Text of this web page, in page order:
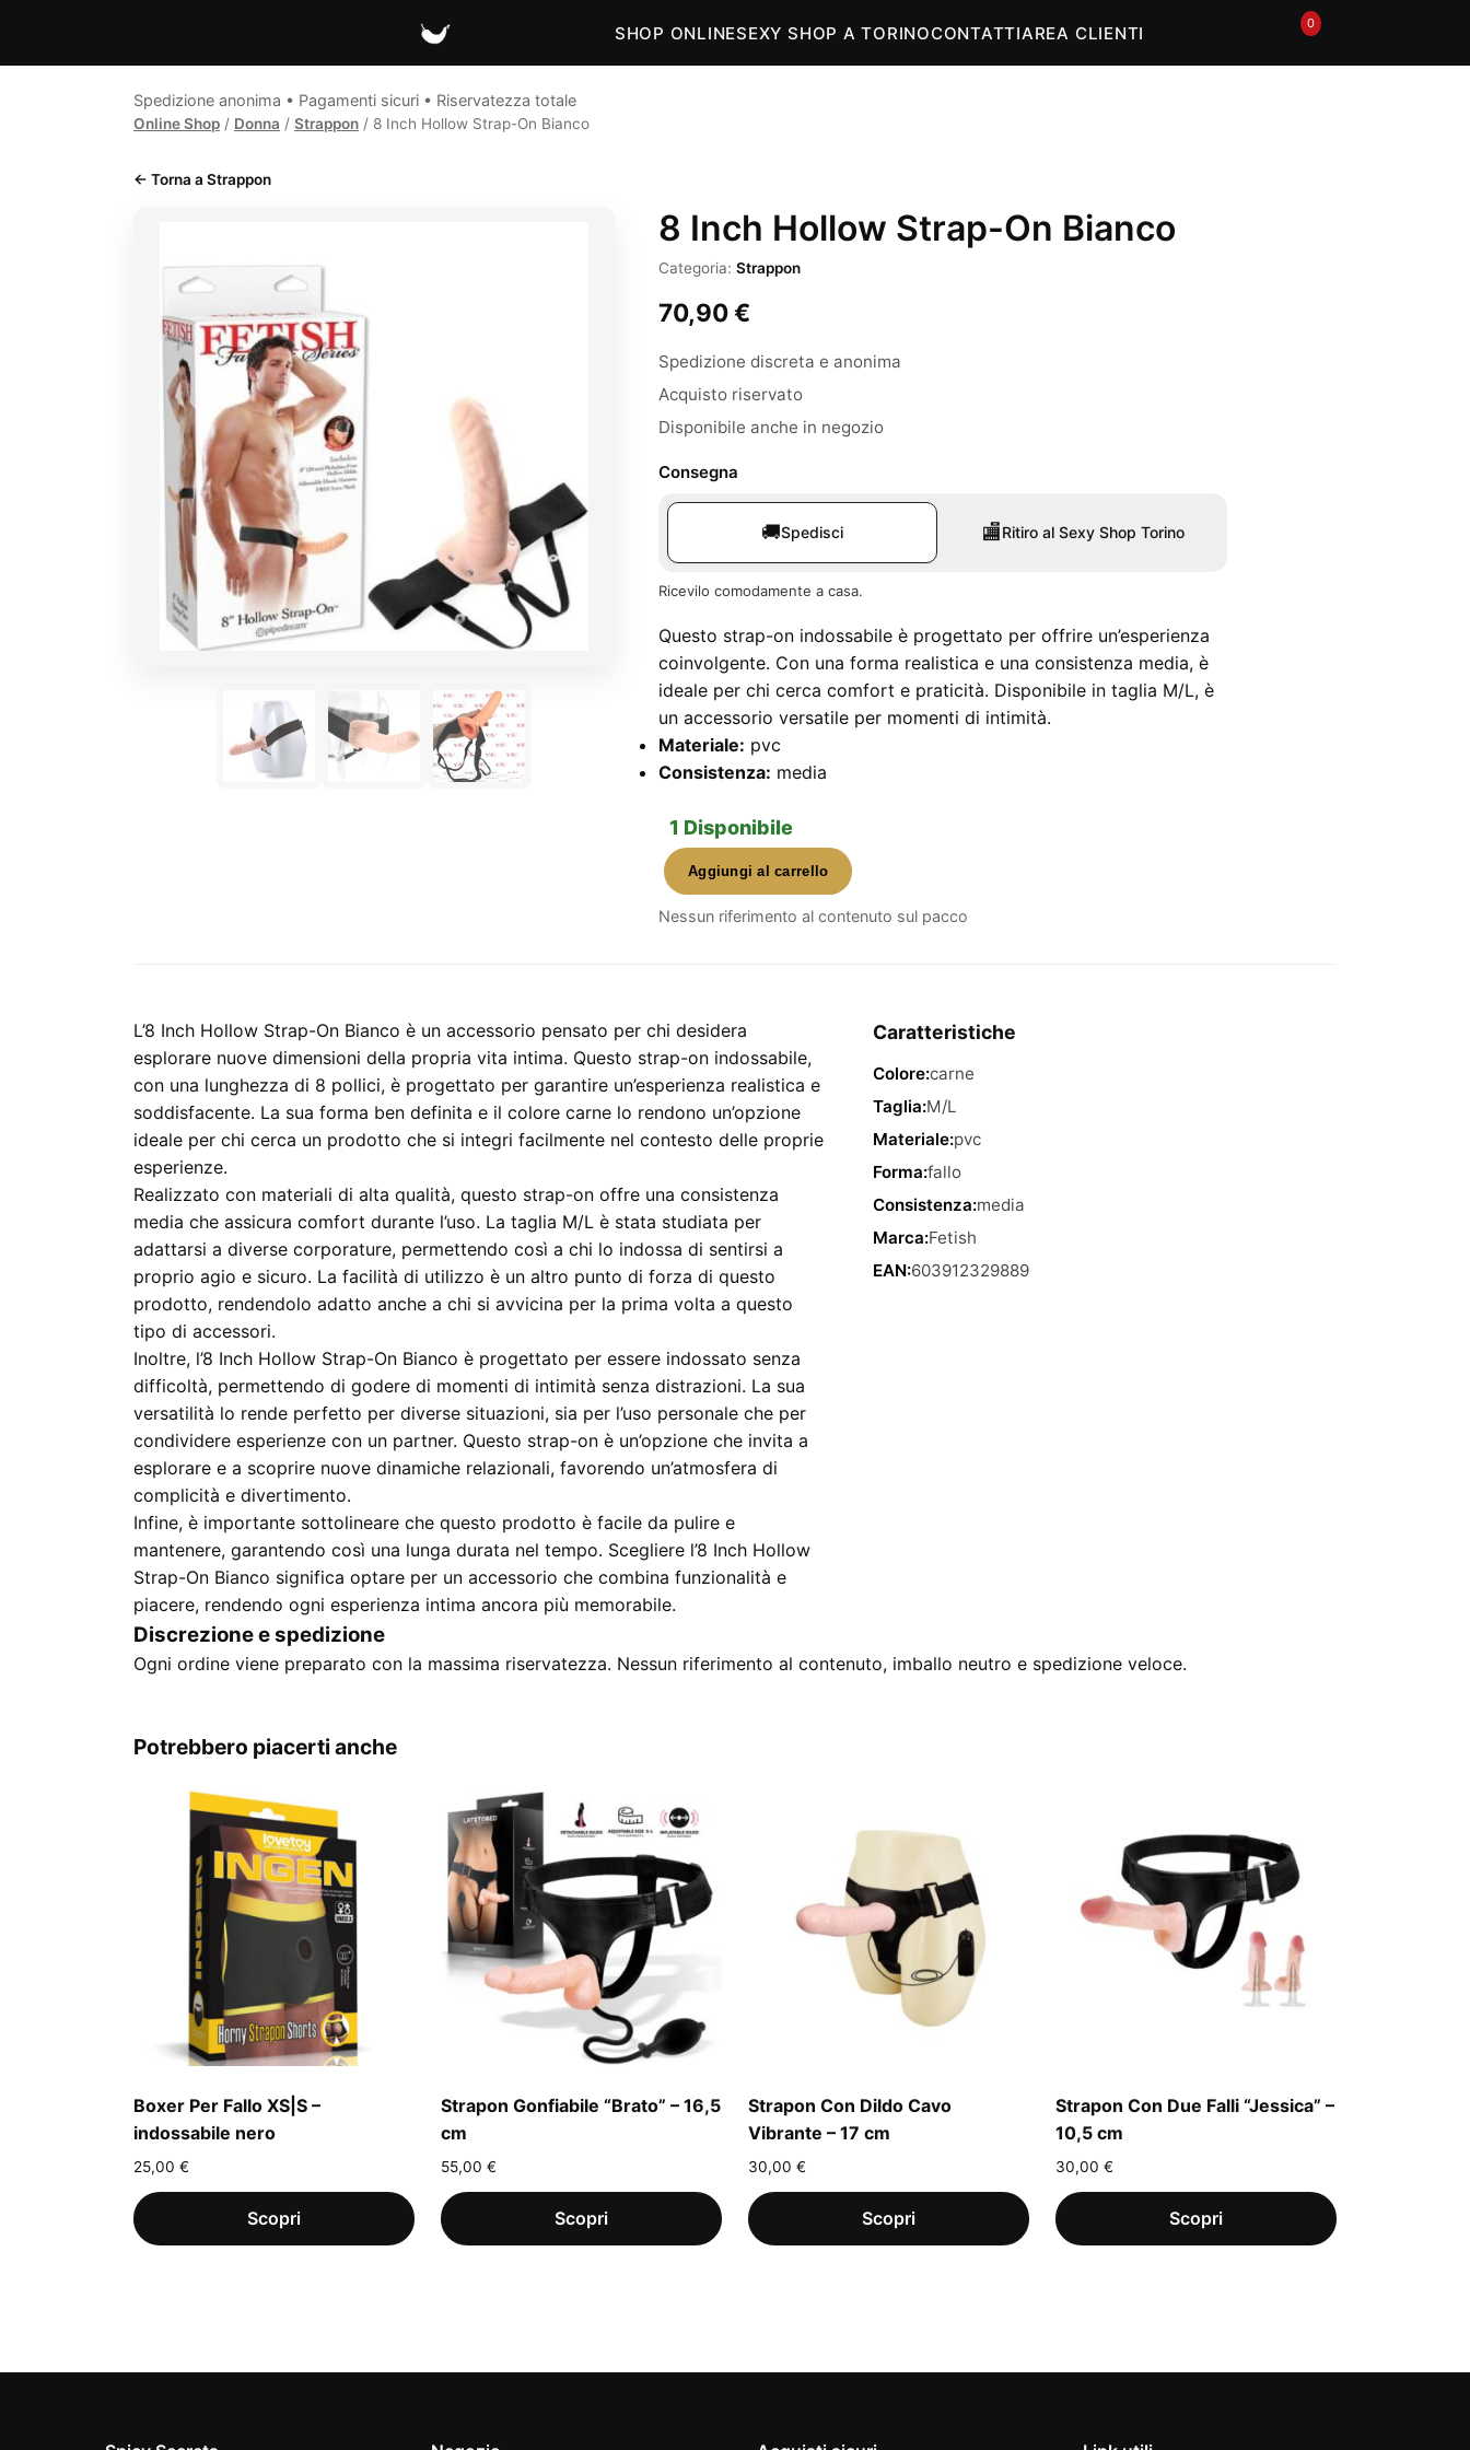
SHOP ONLINESEXY SHOP A TORINOCONTATTIAREA CLIENTI 🛒0
Spedizione anonima • Pagamenti sicuri • Riservatezza totale
Online Shop / Donna / Strappon / 8 Inch Hollow Strap-On Bianco
← Torna a Strappon
8 Inch Hollow Strap-On Bianco
Categoria: Strappon
70,90€
Spedizione discreta e anonima
Acquisto riservato
Disponibile anche in negozio
Consegna
🚚Spedisci 🏬Ritiro al Sexy Shop Torino
Ricevilo comodamente a casa.
Questo strap-on indossabile è progettato per offrire un’esperienza
coinvolgente. Con una forma realistica e una consistenza media, è
ideale per chi cerca comfort e praticità. Disponibile in taglia M/L, è
un accessorio versatile per momenti di intimità.
Materiale: pvc
Consistenza: media
1 Disponibile
8
Inch
Bianco
quantità
Aggiungi al carrello
Nessun riferimento al contenuto sul pacco
L’8 Inch Hollow Strap-On Bianco è un accessorio pensato per chi desidera
esplorare nuove dimensioni della propria vita intima. Questo strap-on indossabile,
con una lunghezza di 8 pollici, è progettato per garantire un’esperienza realistica e
soddisfacente. La sua forma ben definita e il colore carne lo rendono un’opzione
ideale per chi cerca un prodotto che si integri facilmente nel contesto delle proprie
esperienze.
Realizzato con materiali di alta qualità, questo strap-on offre una consistenza
media che assicura comfort durante l’uso. La taglia M/L è stata studiata per
adattarsi a diverse corporature, permettendo così a chi lo indossa di sentirsi a
proprio agio e sicuro. La facilità di utilizzo è un altro punto di forza di questo
prodotto, rendendolo adatto anche a chi si avvicina per la prima volta a questo
tipo di accessori.
Inoltre, l’8 Inch Hollow Strap-On Bianco è progettato per essere indossato senza
difficoltà, permettendo di godere di momenti di intimità senza distrazioni. La sua
versatilità lo rende perfetto per diverse situazioni, sia per l’uso personale che per
condividere esperienze con un partner. Questo strap-on è un’opzione che invita a
esplorare e a scoprire nuove dinamiche relazionali, favorendo un’atmosfera di
complicità e divertimento.
Infine, è importante sottolineare che questo prodotto è facile da pulire e
mantenere, garantendo così una lunga durata nel tempo. Scegliere l’8 Inch Hollow
Strap-On Bianco significa optare per un accessorio che combina funzionalità e
piacere, rendendo ogni esperienza intima ancora più memorabile.
Caratteristiche
Colore:carne
Taglia:M/L
Materiale:pvc
Forma:fallo
Consistenza:media
Marca:Fetish
EAN:603912329889
Discrezione e spedizione
Ogni ordine viene preparato con la massima riservatezza. Nessun riferimento al contenuto, imballo neutro e spedizione veloce.
Potrebbero piacerti anche
Boxer Per Fallo XS|S –
indossabile nero
25,00 €
Strapon Gonfiabile “Brato” – 16,5
cm
55,00 €
Strapon Con Dildo Cavo
Vibrante – 17 cm
30,00 €
Strapon Con Due Falli “Jessica” –
10,5 cm
30,00 €